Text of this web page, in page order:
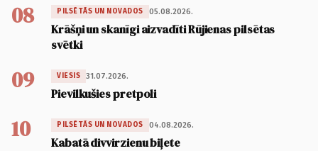
08 PILSĒTĀS UN NOVADOS 05.08.2026.
Krāšņi un skanīgi aizvadīti Rūjienas pilsētas
svētki
09 VIESIS 31.07.2026.
Pievilkušies pretpoli
10 PILSĒTĀS UN NOVADOS 04.08.2026.
Kabatā divvirzienu biļete